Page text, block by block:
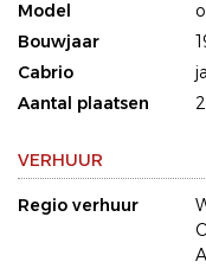
Model
Bouwjaar
Cabrio
ja
Aantal plaatsen
VERHUUR
Regio verhuur